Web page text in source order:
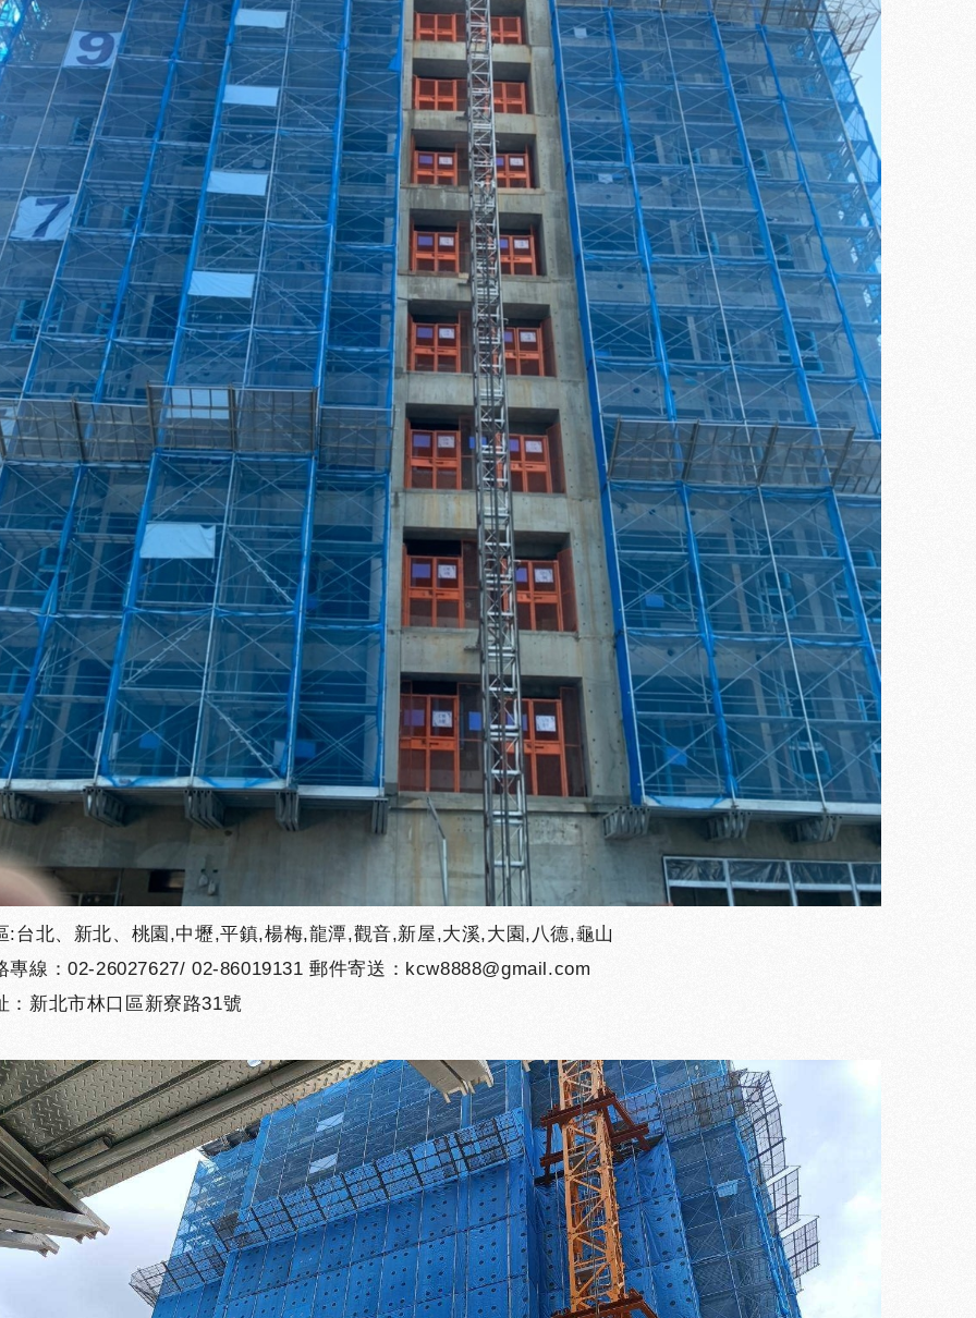
:台北、新北、桃園,中壢,平鎮,楊梅,龍潭,觀音,新屋,大溪,大園,八德,龜山
專線：02-26027627/ 02-86019131 郵件寄送：kcw8888@gmail.com
：新北市林口區新寮路31號